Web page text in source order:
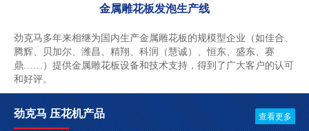
金属雕花板发泡生产线
劲克马多年来相继为国内生产金属雕花板的规模型企业（如佳合、
腾辉、贝加尔、潍昌、精翔、科润（慧诚）、恒东、盛东、赛
鼎……）提供金属雕花板设备和技术支持，得到了广大客户的认可
和好评。
劲克马 压花机产品 查看更多